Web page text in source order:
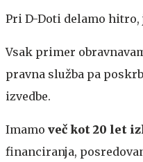
Pri D-Doti delamo
Vsak primer
pravna služba pa
izvedbe.
Imamo več kot 20 let
financiranja,